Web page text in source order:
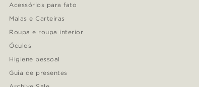
Acessórios para fato
Malas e Carteiras
Roupa e roupa interior
Óculos
Higiene pessoal
Guia de presentes